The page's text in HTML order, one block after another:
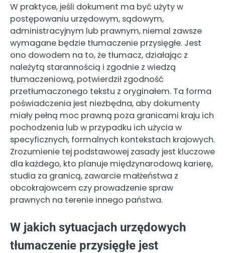
W praktyce, jeśli dokument ma być użyty w
postępowaniu urzędowym, sądowym,
administracyjnym lub prawnym, niemal zawsze
wymagane będzie tłumaczenie przysięgłe. Jest
ono dowodem na to, że tłumacz, działając z
należytą starannością i zgodnie z wiedzą
tłumaczeniową, potwierdził zgodność
przetłumaczonego tekstu z oryginałem. Ta forma
poświadczenia jest niezbędna, aby dokumenty
miały pełną moc prawną poza granicami kraju ich
pochodzenia lub w przypadku ich użycia w
specyficznych, formalnych kontekstach krajowych.
Zrozumienie tej podstawowej zasady jest kluczowe
dla każdego, kto planuje międzynarodową karierę,
studia za granicą, zawarcie małżeństwa z
obcokrajowcem czy prowadzenie spraw
prawnych na terenie innego państwa.
W jakich sytuacjach urzędowych
tłumaczenie przysięgłe jest